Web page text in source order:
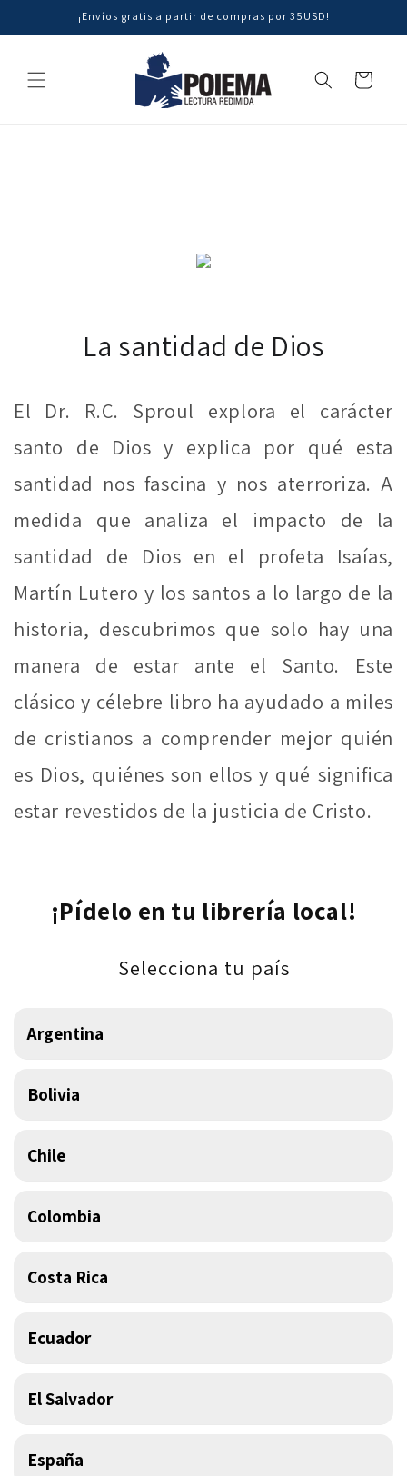
directamente
al contenido
¡Envíos gratis a partir de compras por 35USD!
Carrito
La santidad de Dios
El Dr. R.C. Sproul explora el carácter
santo de Dios y explica por qué esta
santidad nos fascina y nos aterroriza. A
medida que analiza el impacto de la
santidad de Dios en el profeta Isaías,
Martín Lutero y los santos a lo largo de la
historia, descubrimos que solo hay una
manera de estar ante el Santo. Este
clásico y célebre libro ha ayudado a miles
de cristianos a comprender mejor quién
es Dios, quiénes son ellos y qué significa
estar revestidos de la justicia de Cristo.
¡Pídelo en tu librería local!
Selecciona tu país
Argentina
Bolivia
Chile
Colombia
Costa Rica
Ecuador
El Salvador
España